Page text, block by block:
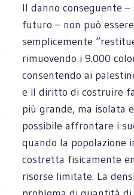
Il danno conseguente
futuro – non può
semplicemente
rimuovendo i 9.000
consentendo ai
e il diritto di costruire
più grande, ma isolata
possibile affrontare i
quando la popolazione
costretta fisicamente
risorse limitate. La